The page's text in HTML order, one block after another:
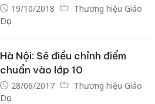
19/10/2018
Thương hiệu Giáo
Dục
Hà Nội: Sẽ điều chỉnh điểm
chuẩn vào lớp 10
28/06/2017
Thương hiệu Giáo
Dục